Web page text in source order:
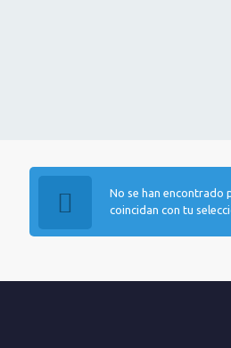
No se han encontrado
coincidan con tu